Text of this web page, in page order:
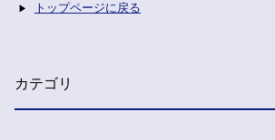
トップページに戻る
カテゴリ